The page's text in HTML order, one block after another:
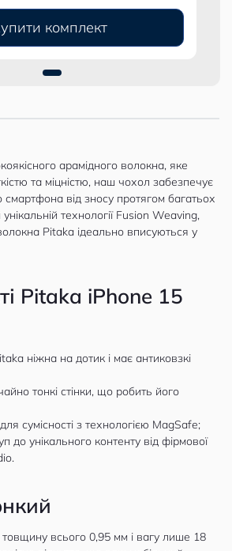
комплект
арамідного волокна, яке
та міцністю, наш чохол забезпечує
від зносу протягом багатьох
технології Fusion Weaving,
Pitaka ідеально вписуються у
Pitaka iPhone 15
ніжна на дотик і має антиковзкі
тонкі стінки, що робить його
сумісності з технологією MagSafe;
до унікального контенту від фірмової
всього 0,95 мм і вагу лише 18